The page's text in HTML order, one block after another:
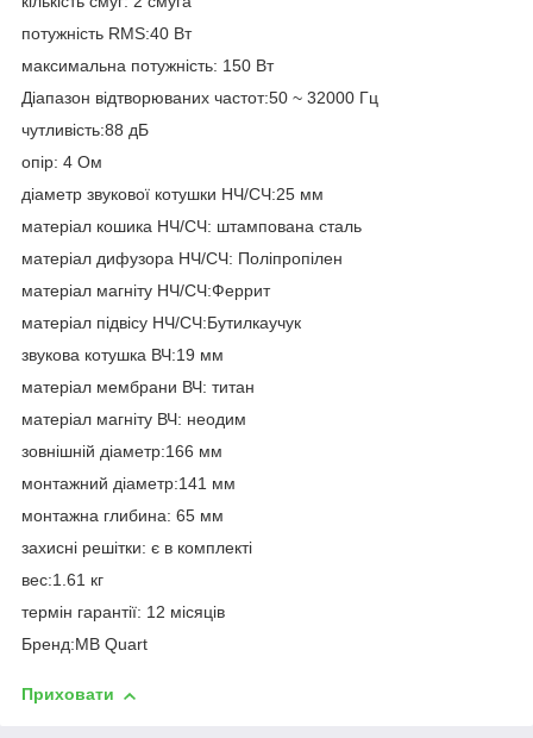
потужність RMS:40 Вт
максимальна потужність: 150 Вт
Діапазон відтворюваних частот:50 ~ 32000 Гц
чутливість:88 дБ
опір: 4 Ом
діаметр звукової котушки НЧ/СЧ:25 мм
матеріал кошика НЧ/СЧ: штампована сталь
матеріал дифузора НЧ/СЧ: Поліпропілен
матеріал магніту НЧ/СЧ:Феррит
матеріал підвісу НЧ/СЧ:Бутилкаучук
звукова котушка ВЧ:19 мм
матеріал мембрани ВЧ: титан
матеріал магніту ВЧ: неодим
зовнішній діаметр:166 мм
монтажний діаметр:141 мм
монтажна глибина: 65 мм
захисні решітки: є в комплекті
вес:1.61 кг
термін гарантії: 12 місяців
Бренд:MB Quart
Приховати